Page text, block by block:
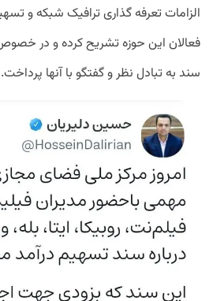
الزامات تعرفه گذاری ترافیک شبکه و
فعالان این حوزه تشریح کرده و در
سند به تبادل نظر و گفتگو با آنها پرداخت.